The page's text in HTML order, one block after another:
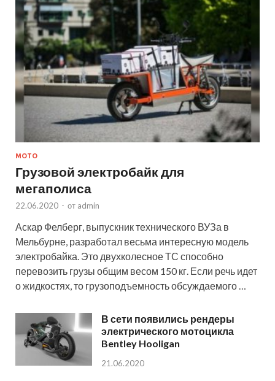
МОТО
Грузовой электробайк для
мегаполиса
22.06.2020 - от admin
Аскар Фелберг, выпускник технического ВУЗа в
Мельбурне, разработал весьма интересную модель
электробайка. Это двухколесное ТС способно
перевозить грузы общим весом 150 кг. Если речь идет
о жидкостях, то грузоподъемность обсуждаемого …
В сети появились рендеры
электрического мотоцикла
Bentley Hooligan
21.06.2020